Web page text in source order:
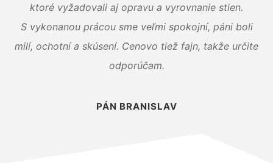
ktoré vyžadovali aj opravu a vyrovnanie stien.
S vykonanou prácou sme veľmi spokojní, páni boli
milí, ochotní a skúsení. Cenovo tiež fajn, takže určite
odporúčam.
PÁN BRANISLAV